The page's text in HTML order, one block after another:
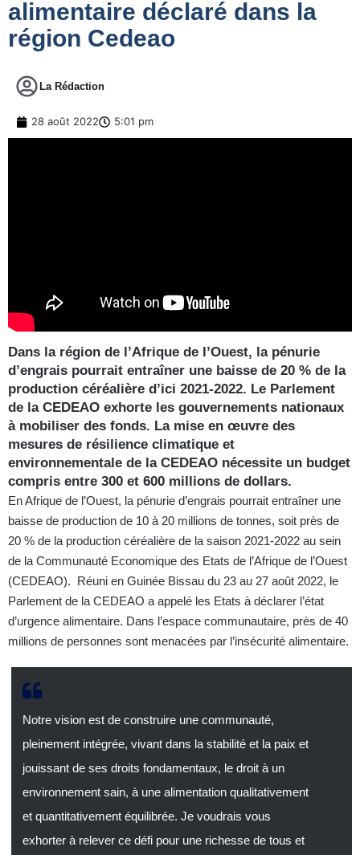
alimentaire déclaré dans la
région Cedeao
La Rédaction
28 août 2022 5:01 pm
Dans la région de l’Afrique de l’Ouest, la pénurie
d’engrais pourrait entraîner une baisse de 20 % de la
production céréalière d’ici 2021-2022. Le Parlement
de la CEDEAO exhorte les gouvernements nationaux
à mobiliser des fonds. La mise en œuvre des
mesures de résilience climatique et
environnementale de la CEDEAO nécessite un budget
compris entre 300 et 600 millions de dollars.
En Afrique de l’Ouest, la pénurie d’engrais pourrait entraîner une
baisse de production de 10 à 20 millions de tonnes, soit près de
20 % de la production céréalière de la saison 2021-2022 au sein
de la Communauté Economique des Etats de l’Afrique de l’Ouest
(CEDEAO). Réuni en Guinée Bissau du 23 au 27 août 2022, le
Parlement de la CEDEAO a appelé les Etats à déclarer l’état
d’urgence alimentaire. Dans l’espace communautaire, près de 40
millions de personnes sont menacées par l’insécurité alimentaire.
Notre vision est de construire une communauté,
pleinement intégrée, vivant dans la stabilité et la paix et
jouissant de ses droits fondamentaux, le droit à un
environnement sain, à une alimentation qualitativement
et quantitativement équilibrée. Je voudrais vous
exhorter à relever ce défi pour une richesse de tous et